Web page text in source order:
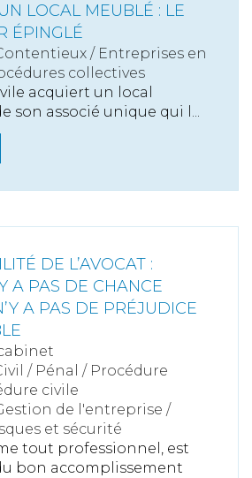
LOCAL MEUBLÉ : LE
ÉPINGLÉ
/ Entreprises en
collectives
acquiert un local
son associé unique qui l...
DE L’AVOCAT :
A PAS DE CHANCE
A PAS DE PRÉJUDICE
/ Pénal / Procédure
civile
de l'entreprise /
et sécurité
tout professionnel, est
bon accomplissement